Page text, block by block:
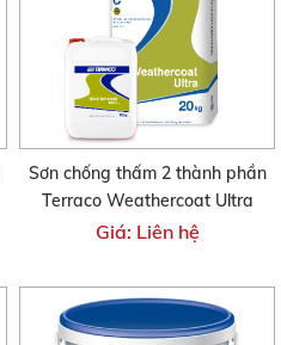
Sơn chống thấm 2 thành phần
Terraco Weathercoat Ultra
Giá: Liên hệ